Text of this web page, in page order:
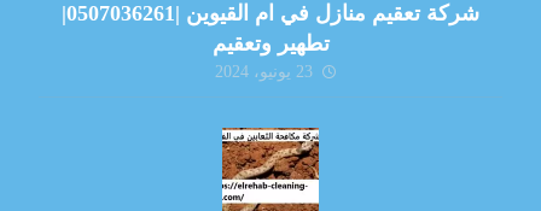
شركة تعقيم منازل في ام القيوين |0507036261|
تطهير وتعقيم
23 يونيو، 2024